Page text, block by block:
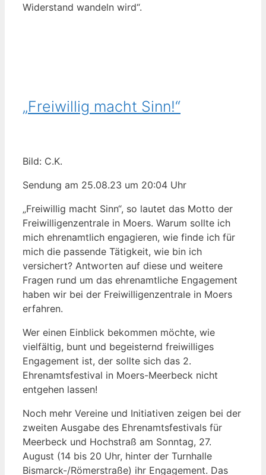
Widerstand wandeln wird“.
„Freiwillig macht Sinn!“
Bild: C.K.
Sendung am 25.08.23 um 20:04 Uhr
„Freiwillig macht Sinn“, so lautet das Motto der
Freiwilligenzentrale in Moers. Warum sollte ich
mich ehrenamtlich engagieren, wie finde ich für
mich die passende Tätigkeit, wie bin ich
versichert? Antworten auf diese und weitere
Fragen rund um das ehrenamtliche Engagement
haben wir bei der Freiwilligenzentrale in Moers
erfahren.
Wer einen Einblick bekommen möchte, wie
vielfältig, bunt und begeisternd freiwilliges
Engagement ist, der sollte sich das 2.
Ehrenamtsfestival in Moers-Meerbeck nicht
entgehen lassen!
Noch mehr Vereine und Initiativen zeigen bei der
zweiten Ausgabe des Ehrenamtsfestivals für
Meerbeck und Hochstraß am Sonntag, 27.
August (14 bis 20 Uhr, hinter der Turnhalle
Bismarck-/Römerstraße) ihr Engagement. Das